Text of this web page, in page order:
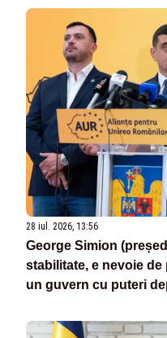
28 iul. 2026, 13:56
George Simion
stabilitate, e nevoie
un guvern cu puteri